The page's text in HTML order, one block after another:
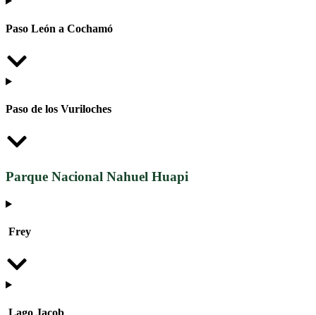
Paso León a Cochamó
Paso de los Vuriloches
Parque Nacional Nahuel Huapi
Frey
Lago Jacob